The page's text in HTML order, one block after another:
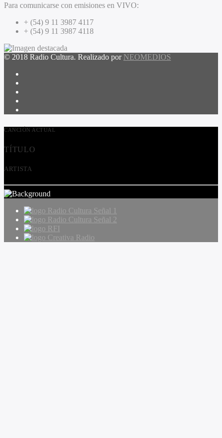
Para comunicarse con emisiones en VIVO:
+ (54) 9 11 3987 4117
+ (54) 9 11 3987 4118
© 2018 Radio Cultura. Realizado por NEOMEDIOS
CANCIÓN ACTUAL
TÍTULO
ARTISTA
Radio Cultura Señal 1
Radio Cultura Señal 2
RFI
Creativa Radio